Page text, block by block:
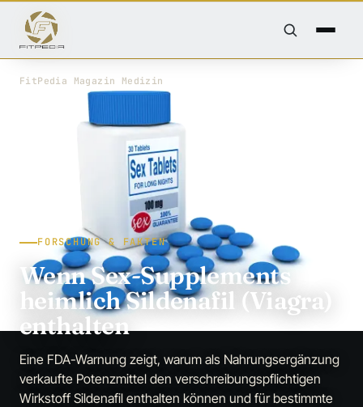
FitPedia Magazin Medizin
FORSCHUNG & FAKTEN
Wenn Sex-Supplements
heimlich Sildenafil (Viagra)
enthalten
Eine FDA-Warnung zeigt, warum als Nahrungsergänzung
verkaufte Potenzmittel den verschreibungspflichtigen
Wirkstoff Sildenafil enthalten können und für bestimmte